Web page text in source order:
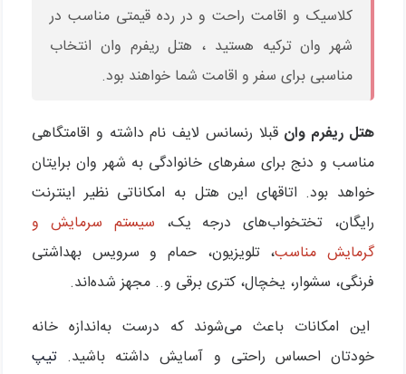
کلاسیک و اقامت راحت و در رده قیمتی مناسب در
شهر وان ترکیه هستید ، هتل ریفرم وان انتخاب
مناسبی برای سفر و اقامت شما خواهند بود.
هتل ریفرم وان قبلا رنسانس لایف نام داشته و اقامتگاهی
مناسب و دنج برای سفرهای خانوادگی به شهر وان برایتان
خواهد بود. اتاقهای این هتل به امکاناتی نظیر اینترنت
رایگان، تختخواب‌های درجه یک، سیستم سرمایش و
گرمایش مناسب، تلویزیون، حمام و سرویس بهداشتی
فرنگی، سشوار، یخچال، کتری برقی و.. مجهز شده‌اند.
این امکانات باعث می‌شوند که درست به‌اندازه خانه
خودتان احساس راحتی و آسایش داشته باشید. تیپ